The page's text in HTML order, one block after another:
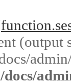
(output
docs/